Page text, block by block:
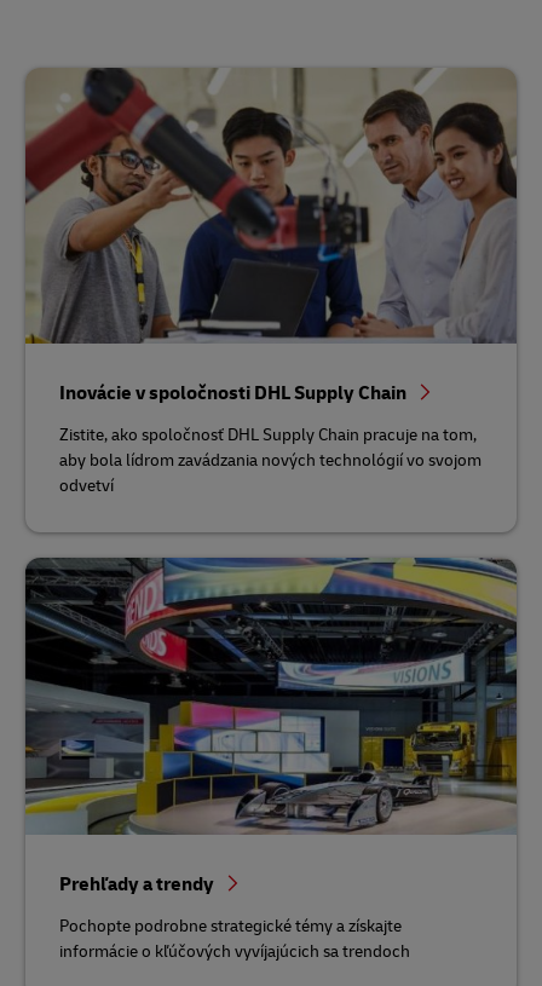
Inovácie v spoločnosti DHL Supply Chain
Zistite, ako spoločnosť DHL Supply Chain pracuje na tom,
aby bola lídrom zavádzania nových technológií vo svojom
odvetví
Prehľady a trendy
Pochopte podrobne strategické témy a získajte
informácie o kľúčových vyvíjajúcich sa trendoch